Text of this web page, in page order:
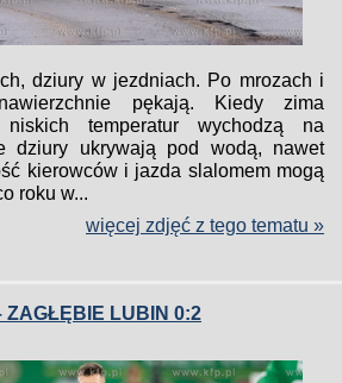
dziury w jezdniach. Po mrozach i
pękają. Kiedy zima
temperatur wychodzą na
dziury ukrywają pod wodą, nawet
kierowców i jazda slalomem mogą
roku w...
więcej zdjęć z tego tematu »
ZAGŁĘBIE LUBIN 0:2